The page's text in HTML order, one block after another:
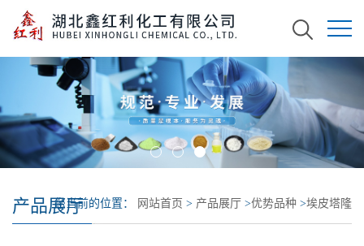
产品展厅您当前的位置： 网站首页 > 产品展厅 >优势品种 >埃皮塔隆